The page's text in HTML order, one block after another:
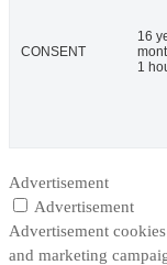
CONSENT
16
1
Advertisement
Advertisement
Advertisement
and marketing